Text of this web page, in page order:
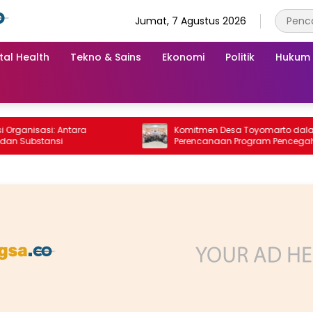
Jumat, 7 Agustus 2026
Health Tekno & Sains Ekonomi Politik Hukum
Antara
Komitmen Desa Toyomarto dalam
Perencanaan Program Pencegahan
Stunting melalui ‎Rembuk Stunting Desa